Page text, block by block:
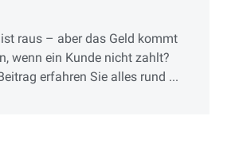
raus – aber das Geld kommt
wenn ein Kunde nicht zahlt?
erfahren Sie alles rund ...